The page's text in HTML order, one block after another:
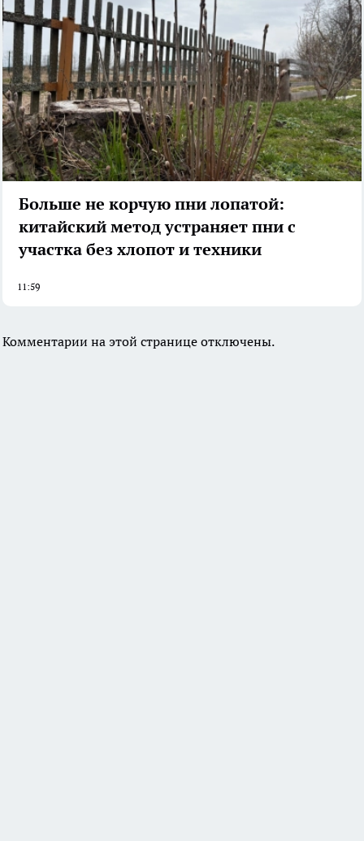
Больше не корчую пни лопатой:
китайский метод устраняет пни с
участка без хлопот и техники
11:59
Комментарии на этой странице отключены.